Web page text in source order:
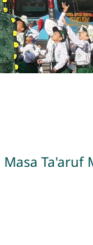
Ta'aruf